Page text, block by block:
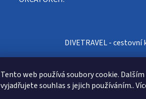
Tento web používá soubory cookie.
vyjadřujete souhlas s jejich používáním..
DIVETRAVEL -